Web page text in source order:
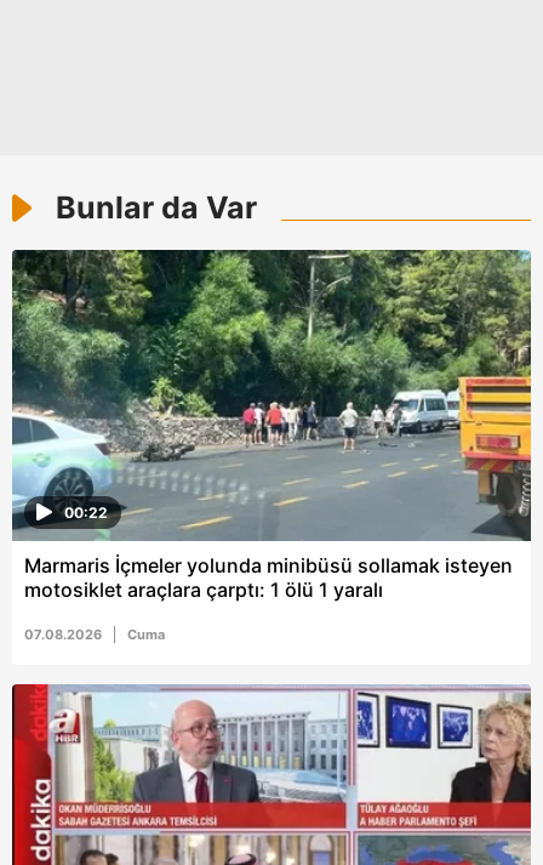
Çerezlere ilişkin tercihlerinizi aşağıda yer alan panel
vasıtasıyla belirleyebilirsiniz. Çerezlere ilişkin detaylı bilgi
için Ayarlar butonuna tıklayabilir,Çerez Bilgilendirme
Metnimiziziyaret edebilirsiniz.
6698 sayılı Kişisel Verilerin Korunması Kanunu uyarınca
hazırlanmış Aydınlatma Metnimizi okumak ve sitemizde
ilgili mevzuata uygun olarak kullanılan çerezlerle ilgili bilgi
almak için lütfentıklayınız.
Bunlar da Var
00:22
Marmaris İçmeler yolunda minibüsü sollamak isteyen
motosiklet araçlara çarptı: 1 ölü 1 yaralı
07.08.2026 Cuma